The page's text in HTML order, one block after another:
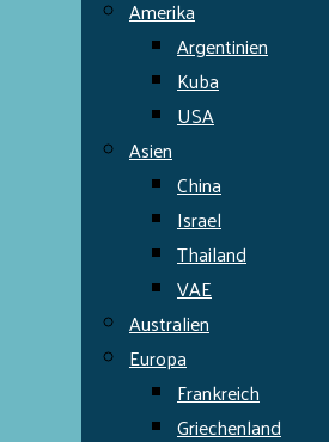
Amerika
Argentinien
Kuba
USA
Asien
China
Israel
Thailand
VAE
Australien
Europa
Frankreich
Griechenland